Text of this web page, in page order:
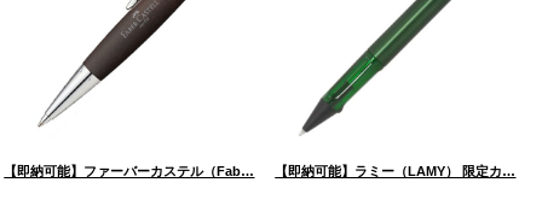
【即納可能】ファーバーカステル（Fab… 【即納可能】ラミー（LAMY） 限定カ…